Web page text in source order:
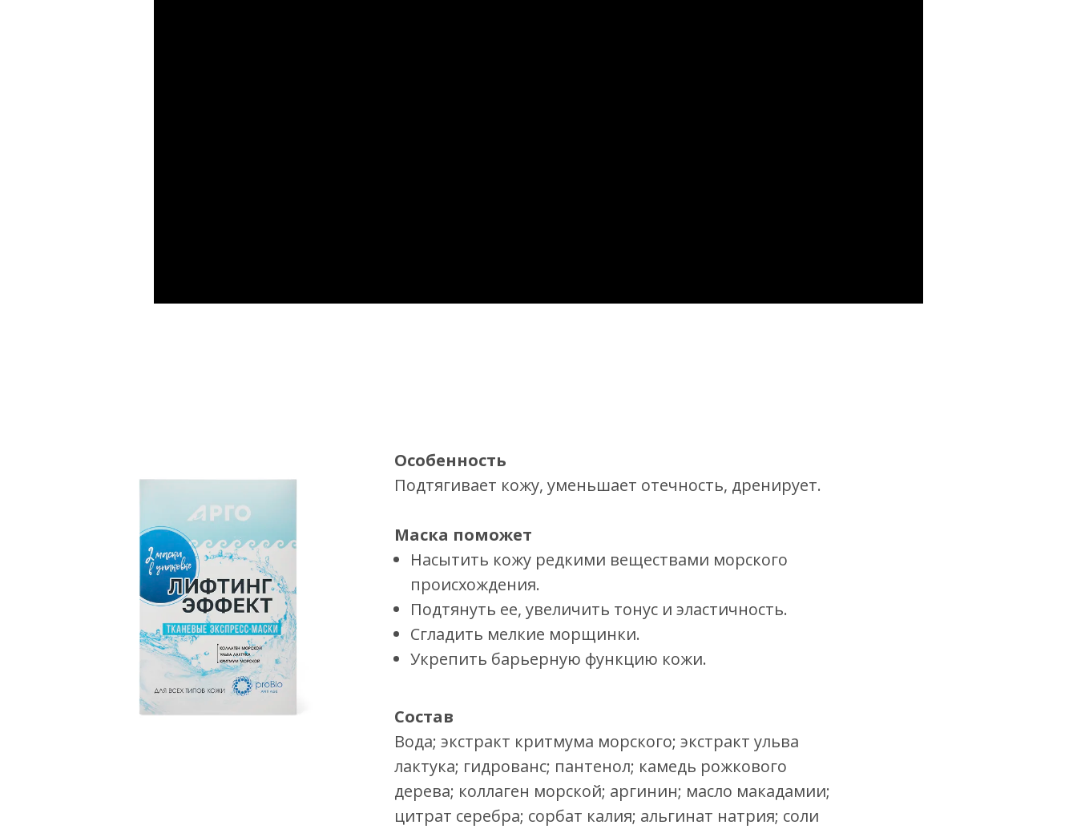
Особенность
Подтягивает кожу, уменьшает отечность, дренирует.
Маска поможет
Насытить кожу редкими веществами морского
происхождения.
Подтянуть ее, увеличить тонус и эластичность.
Сгладить мелкие морщинки.
Укрепить барьерную функцию кожи.
Состав
Вода; экстракт критмума морского; экстракт ульва
лактука; гидрованс; пантенол; камедь рожкового
дерева; коллаген морской; аргинин; масло макадамии;
цитрат серебра; сорбат калия; альгинат натрия; соли